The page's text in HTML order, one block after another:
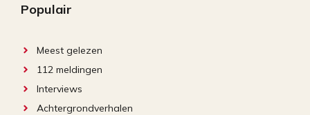
Populair
Meest gelezen
112 meldingen
Interviews
Achtergrondverhalen